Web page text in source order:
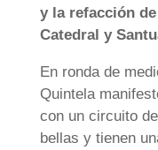
y la refacción
Catedral y
En ronda de
Quintela
con un circuito
bellas y tienen